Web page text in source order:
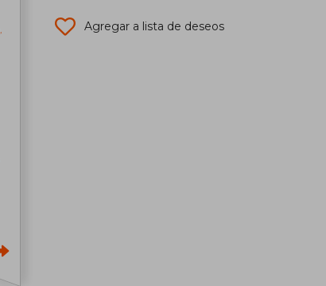
Agregar a lista de deseos